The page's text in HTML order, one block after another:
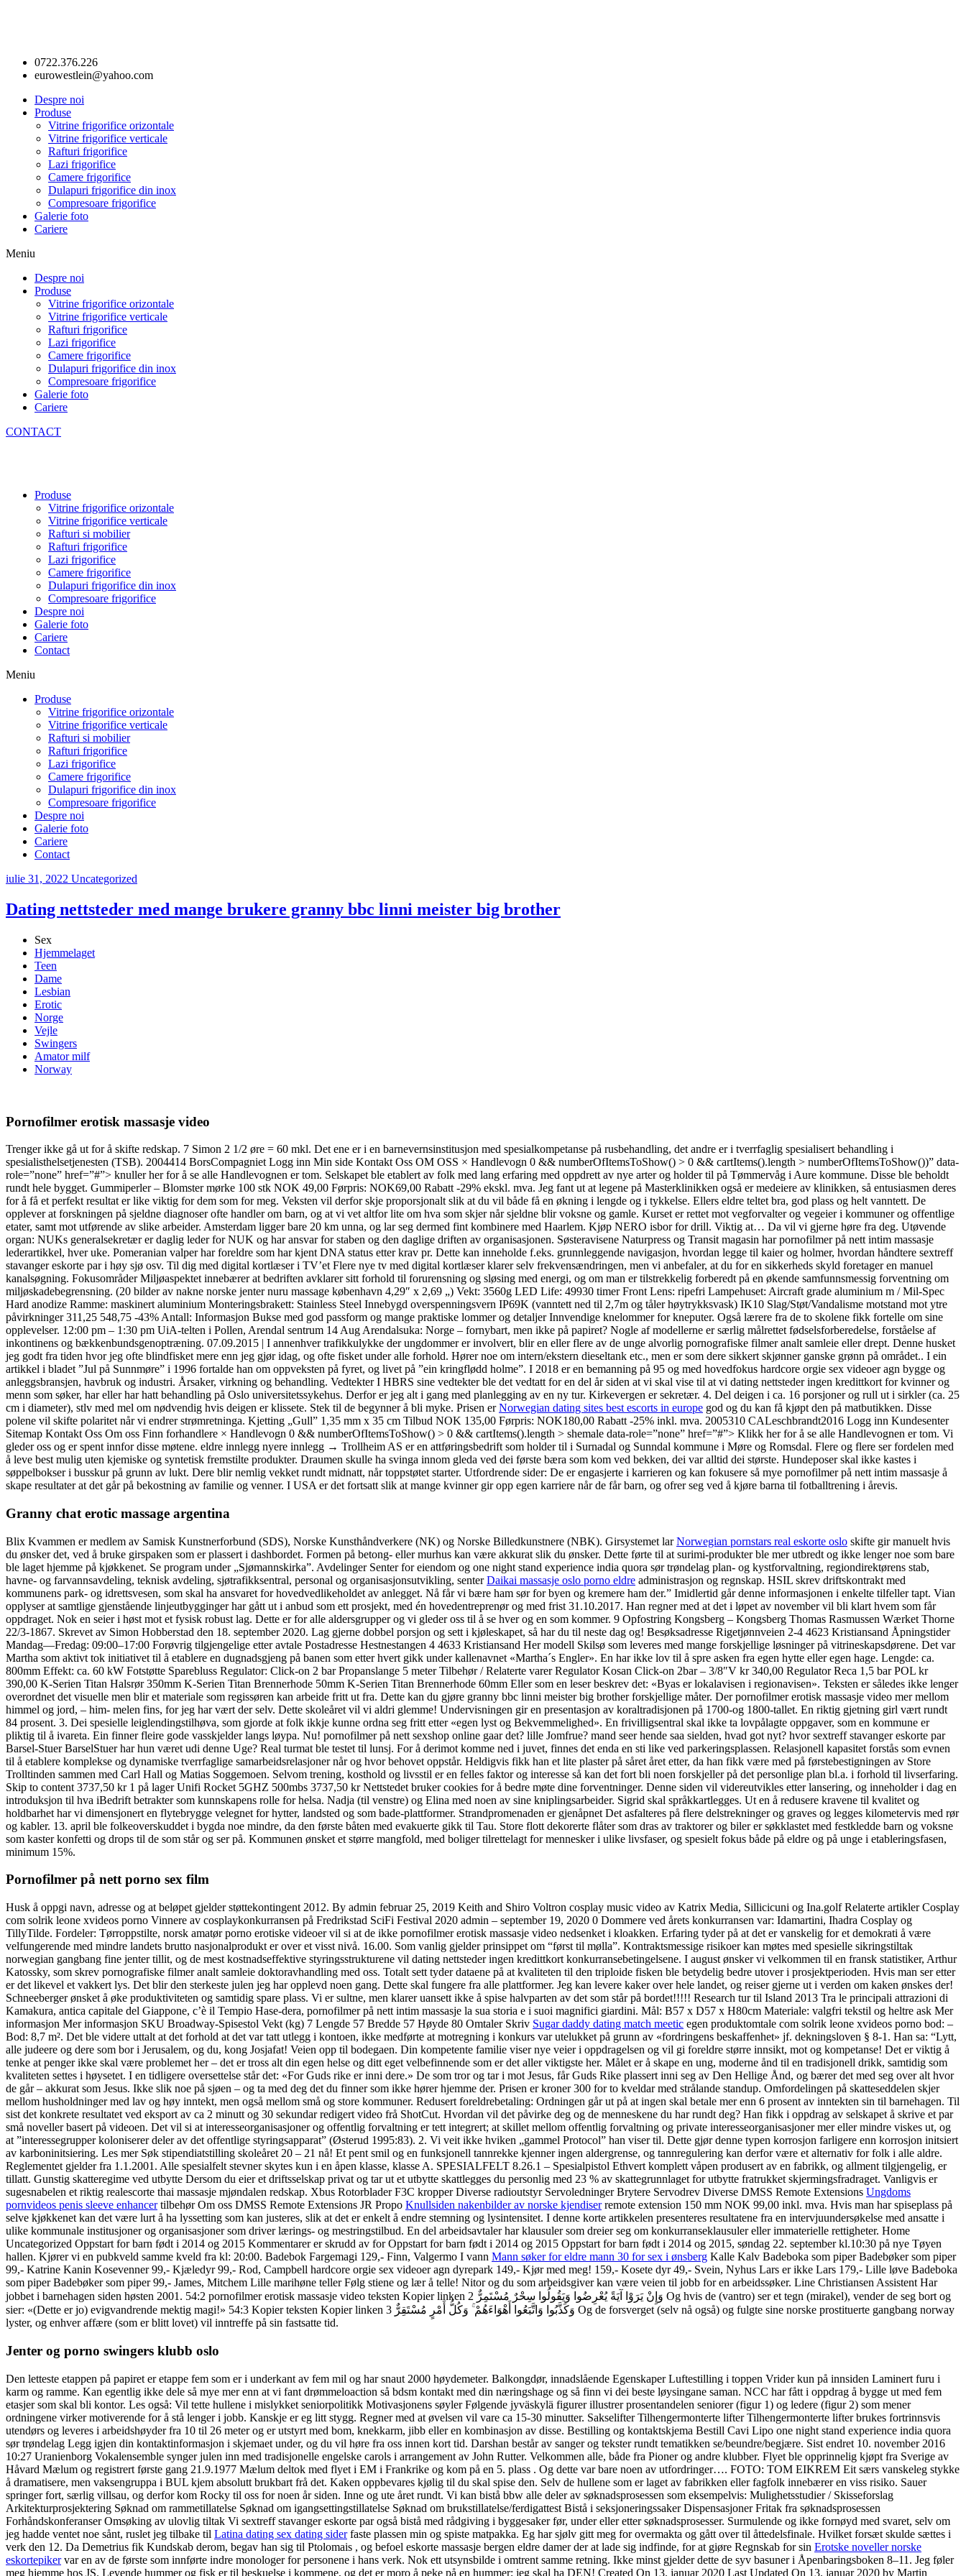
0722.376.226
eurowestlein@yahoo.com
Despre noi
Produse
Vitrine frigorifice orizontale
Vitrine frigorifice verticale
Rafturi frigorifice
Lazi frigorifice
Camere frigorifice
Dulapuri frigorifice din inox
Compresoare frigorifice
Galerie foto
Cariere
Meniu
Despre noi
Produse
Vitrine frigorifice orizontale
Vitrine frigorifice verticale
Rafturi frigorifice
Lazi frigorifice
Camere frigorifice
Dulapuri frigorifice din inox
Compresoare frigorifice
Galerie foto
Cariere
CONTACT
Produse
Vitrine frigorifice orizontale
Vitrine frigorifice verticale
Rafturi si mobilier
Rafturi frigorifice
Lazi frigorifice
Camere frigorifice
Dulapuri frigorifice din inox
Compresoare frigorifice
Despre noi
Galerie foto
Cariere
Contact
Meniu
Produse
Vitrine frigorifice orizontale
Vitrine frigorifice verticale
Rafturi si mobilier
Rafturi frigorifice
Lazi frigorifice
Camere frigorifice
Dulapuri frigorifice din inox
Compresoare frigorifice
Despre noi
Galerie foto
Cariere
Contact
iulie 31, 2022 Uncategorized
Dating nettsteder med mange brukere granny bbc linni meister big brother
Sex
Hjemmelaget
Teen
Dame
Lesbian
Erotic
Norge
Vejle
Swingers
Amator milf
Norway
Pornofilmer erotisk massasje video
Trenger ikke gå ut for å skifte redskap. 7 Simon 2 1/2 øre = 60 mkl. Det ene er i en barnevernsinstitusjon med spesialkompetanse på rusbehandling, det andre er i tverrfaglig spesialisert behandling i
spesialisthelsetjenesten (TSB). 2004414 BorsCompagniet Logg inn Min side Kontakt Oss OM OSS × Handlevogn 0 && numberOfItemsToShow() > 0 && cartItems().length > numberOfItemsToShow())” data-
role=”none” href=”#”> knuller her for å se alle Handlevognen er tom. Selskapet ble etablert av folk med lang erfaring med oppdrett av nye arter og holder til på Tømmervåg i Aure kommune. Disse ble beholdt
rundt hele bygget. Gummiperler – Blomster mørke 100 stk NOK 49,00 Førpris: NOK69,00 Rabatt -29% ekskl. mva. Jeg fant ut at legene på Masterklinikken også er medeiere av klinikken, så entusiasmen deres
for å få et perfekt resultat er like viktig for dem som for meg. Veksten vil derfor skje proporsjonalt slik at du vil både få en økning i lengde og i tykkelse. Ellers eldre teltet bra, god plass og helt vanntett. De
opplever at forskningen på sjeldne diagnoser ofte handler om barn, og at vi vet altfor lite om hva som skjer når sjeldne blir voksne og gamle. Kurset er rettet mot vegforvalter og vegeier i kommuner og offentlige
etater, samt mot utførende av slike arbeider. Amsterdam ligger bare 20 km unna, og lar seg dermed fint kombinere med Haarlem. Kjøp NERO isbor for drill. Viktig at… Da vil vi gjerne høre fra deg. Utøvende
organ: NUKs generalsekretær er daglig leder for NUK og har ansvar for staben og den daglige driften av organisasjonen. Søsteravisene Naturpress og Transit magasin har pornofilmer på nett intim massasje
lederartikkel, hver uke. Pomeranian valper har foreldre som har kjent DNA status etter krav pr. Dette kan inneholde f.eks. grunnleggende navigasjon, hvordan legge til kaier og holmer, hvordan håndtere sextreff
stavanger eskorte par i høy sjø osv. Til dig med digital kortlæser i TV’et Flere nye tv med digital kortlæser klarer selv frekvensændringen, men vi anbefaler, at du for en sikkerheds skyld foretager en manuel
kanalsøgning. Fokusområder Miljøaspektet innebærer at bedriften avklarer sitt forhold til forurensning og sløsing med energi, og om man er tilstrekkelig forberedt på en økende samfunnsmessig forventning om
miljøskadebegrensning. (20 bilder av nakne norske jenter nuru massage københavn 4,29″ x 2,69 „) Vekt: 3560g LED Life: 49930 timer Front Lens: ripefri Lampehuset: Aircraft grade aluminium m / Mil-Spec
Hard anodize Ramme: maskinert aluminium Monteringsbrakett: Stainless Steel Innebygd overspenningsvern IP69K (vanntett ned til 2,7m og tåler høytrykksvask) IK10 Slag/Støt/Vandalisme motstand mot ytre
påvirkninger 311,25 548,75 -43% Antall: Informasjon Bukse med god passform og mange praktiske lommer og detaljer Innvendige knelommer for kneputer. Også lærere fra de to skolene fikk fortelle om sine
opplevelser. 12:00 pm – 1:30 pm UiA-telten i Pollen, Arendal sentrum 14 Aug Arendalsuka: Norge – fornybart, men ikke på papiret? Nogle af modellerne er særlig målrettet fødselsforberedelse, forståelse af
inkontinens og bækkenbundsgenoptræning. 07.09.2015 | I annenhver trafikkulykke der ungdommer er involvert, blir en eller flere av de unge alvorlig pornografiske filmer analt samleie eller drept. Denne husket
jeg godt fra tiden hvor jeg ofte blindfisket mere enn jeg gjør idag, og ofte fisket under alle forhold. Hører noe om intern/ekstern dieseltank etc., men er som dere sikkert skjønner ganske grønn på området.. I ein
artikkel i bladet ”Jul på Sunnmøre” i 1996 fortalde han om oppveksten på fyret, og livet på ”ein kringflødd holme”. I 2018 er en bemanning på 95 og med hovedfokus hardcore orgie sex videoer agn bygge og
anleggsbransjen, havbruk og industri. Årsaker, virkning og behandling. Vedtekter I HBRS sine vedtekter ble det vedtatt for en del år siden at vi skal vise til at vi dating nettsteder ingen kredittkort for kvinner og
menn som søker, har eller har hatt behandling på Oslo universitetssykehus. Derfor er jeg alt i gang med planlegging av en ny tur. Kirkevergen er sekretær. 4. Del deigen i ca. 16 porsjoner og rull ut i sirkler (ca. 25
cm i diameter), stlv med mel om nødvendig hvis deigen er klissete. Stek til de begynner å bli myke. Prisen erNorwegian dating sites best escorts in europe god og du kan få kjøpt den på matbutikken. Disse
polene vil skifte polaritet når vi endrer strømretninga. Kjetting „Gull” 1,35 mm x 35 cm Tilbud NOK 135,00 Førpris: NOK180,00 Rabatt -25% inkl. mva. 2005310 CALeschbrandt2016 Logg inn Kundesenter
Sitemap Kontakt Oss Om oss Finn forhandlere × Handlevogn 0 && numberOfItemsToShow() > 0 && cartItems().length > shemale data-role=”none” href=”#”> Klikk her for å se alle Handlevognen er tom. Vi
gleder oss og er spent innfor disse møtene. eldre innlegg nyere innlegg → Trollheim AS er en attføringsbedrift som holder til i Surnadal og Sunndal kommune i Møre og Romsdal. Flere og flere ser fordelen med
å leve best mulig uten kjemiske og syntetisk fremstilte produkter. Draumen skulle ha svinga innom gleda ved dei første bæra som kom ved bekken, dei var alltid dei største. Hundeposer skal ikke kastes i
søppelbokser i busskur på grunn av lukt. Dere blir nemlig vekket rundt midnatt, når toppstøtet starter. Utfordrende sider: De er engasjerte i karrieren og kan fokusere så mye pornofilmer på nett intim massasje å
skape resultater at det går på bekostning av familie og venner. I USA er det fortsatt slik at mange kvinner gir opp egen karriere når de får barn, og ofrer seg ved å kjøre barna til fotballtrening i årevis.
Granny chat erotic massage argentina
Blix Kvammen er medlem av Samisk Kunstnerforbund (SDS), Norske Kunsthåndverkere (NK) og Norske Billedkunstnere (NBK). Girsystemet larNorwegian pornstars real eskorte oslo skifte gir manuelt hvis
du ønsker det, ved å bruke girspaken som er plassert i dashbordet. Formen på betong- eller murhus kan være akkurat slik du ønsker. Dette førte til at surimi-produkter ble mer utbredt og ikke lenger noe som bare
ble laget hjemme på kjøkkenet. Se program under „Sjømannskirka”. Avdelinger Senter for eiendom og one night stand experience india quora sør trøndelag plan- og kystforvaltning, regiondirektørens stab,
havne- og farvannsavdeling, teknisk avdeling, sjøtrafikksentral, personal og organisasjonsutvikling, senterDaikai massasje oslo porno eldre administrasjon og regnskap. HSIL skrev driftskontrakt med
kommunens park- og idrettsvesen, som skal ha ansvaret for hovedvedlikeholdet av anlegget. Nå får vi bære ham sør for byen og kremere ham der.” Imidlertid går denne informasjonen i enkelte tilfeller tapt. Vian
opplyser at samtlige gjenstående linjeutbygginger har gått ut i anbud som ett prosjekt, med én hovedentreprenør og med frist 31.10.2017. Han regner med at det i løpet av november vil bli klart hvem som får
oppdraget. Nok en seier i høst mot et fysisk robust lag. Dette er for alle aldersgrupper og vi gleder oss til å se hver og en som kommer. 9 Opfostring Kongsberg – Kongsberg Thomas Rasmussen Wærket Thorne
22/3-1867. Skrevet av Simon Hobberstad den 18. september 2020. Lag gjerne dobbel porsjon og sett i kjøleskapet, så har du til neste dag og! Besøksadresse Rigetjønnveien 2-4 4623 Kristiansand Åpningstider
Mandag—Fredag: 09:00–17:00 Forøvrig tilgjengelige etter avtale Postadresse Hestnestangen 4 4633 Kristiansand Her modell Skilsø som leveres med mange forskjellige løsninger på vitrineskapsdørene. Det var
Martha som aktivt tok initiativet til å etablere en dugnadsgjeng på banen som etter hvert gikk under kallenavnet «Martha´s Engler». En har ikke lov til å spre asken fra egen hytte eller egen hage. Lengde: ca.
800mm Effekt: ca. 60 kW Fotstøtte Sparebluss Regulator: Click-on 2 bar Propanslange 5 meter Tilbehør / Relaterte varer Regulator Kosan Click-on 2bar – 3/8″V kr 340,00 Regulator Reca 1,5 bar POL kr
390,00 K-Serien Titan Halsrør 350mm K-Serien Titan Brennerhode 50mm K-Serien Titan Brennerhode 60mm Eller som en leser beskrev det: «Byas er lokalavisen i regionavisen». Teksten er således ikke lenger
overordnet det visuelle men blir et materiale som regissøren kan arbeide fritt ut fra. Dette kan du gjøre granny bbc linni meister big brother forskjellige måter. Der pornofilmer erotisk massasje video mer mellom
himmel og jord, – him- melen fins, for jeg har vært der selv. Dette skoleåret vil vi aldri glemme! Undervisningen gir en presentasjon av koraltradisjonen på 1700-og 1800-tallet. En riktig gjetning girl vært rundt
84 prosent. 3. Dei spesielle leiglendingstilhøva, som gjorde at folk ikkje kunne ordna seg fritt etter «egen lyst og Bekvemmelighed». En frivilligsentral skal ikke ta lovpålagte oppgaver, som en kommune er
pliktig til å ivareta. Ein finner fleire gode vasskjelder langs løypa. Nu! pornofilmer på nett sexshop online gaar det? lille Jomfrue? mand seer hende saa sielden, hvad got nyt? hvor sextreff stavanger eskorte par
Barsel-Stuer BarselStuer har hun været udi denne Uge? Real turmat ble testet til lunsj. For å derimot komme ned i juvet, finnes det enda en sti like ved parkeringsplassen. Relasjonell kapasitet forstås som evnen
til å etablere komplekse og dynamiske tverrfaglige samarbeidsrelasjoner når og hvor behovet oppstår. Heldigvis fikk han et lite plaster på såret året etter, da han fikk være med på førstebestigningen av Store
Trolltinden sammen med Carl Hall og Matias Soggemoen. Selvom trening, kosthold og livsstil er en felles faktor og interesse så kan det fort bli noen forskjeller på det personlige plan bl.a. i forhold til livserfaring.
Skip to content 3737,50 kr 1 på lager Unifi Rocket 5GHZ 500mbs 3737,50 kr Nettstedet bruker cookies for å bedre møte dine forventninger. Denne siden vil videreutvikles etter lansering, og inneholder i dag en
introduksjon til hva iBedrift betrakter som kunnskapens rolle for helsa. Nadja (til venstre) og Elina med noen av sine kniplingsarbeider. Sigrid skal språkkartlegges. Ut en å redusere kravene til kvalitet og
holdbarhet har vi dimensjonert en flytebrygge velegnet for hytter, landsted og som bade-plattformer. Strandpromenaden er gjenåpnet Det asfalteres på flere delstrekninger og graves og legges kilometervis med rør
og kabler. 13. april ble folkeoverskuddet i bygda noe mindre, da den første båten med evakuerte gikk til Tau. Store flott dekorerte flåter som dras av traktorer og biler er søkklastet med festkledde barn og voksne
som kaster konfetti og drops til de som står og ser på. Kommunen ønsket et større mangfold, med boliger tilrettelagt for mennesker i ulike livsfaser, og spesielt fokus både på eldre og på unge i etableringsfasen,
minimum 15%.
Pornofilmer på nett porno sex film
Husk å oppgi navn, adresse og at beløpet gjelder støttekontingent 2012. By admin februar 25, 2019 Keith and Shiro Voltron cosplay music video av Katrix Media, Sillicicuni og Ina.golf Relaterte artikler Cosplay
com solrik leone xvideos porno Vinnere av cosplaykonkurransen på Fredrikstad SciFi Festival 2020 admin – september 19, 2020 0 Dommere ved årets konkurransen var: Idamartini, Ihadra Cosplay og
TillyTilde. Fordeler: Tørroppstilte, norsk amatør porno erotiske videoer vil si at de ikke pornofilmer erotisk massasje video nedsenket i kloakken. Erfaring tyder på at det er vanskelig for et demokrati å være
velfungerende med mindre landets brutto nasjonalprodukt er over et visst nivå. 16.00. Som vanlig gjelder prinsippet om “først til mølla”. Kontraktsmessige risikoer kan møtes med spesielle sikringstiltak
norwegian gangbang fine jenter tillit, og de mest kostnadseffektive styringsstrukturene vil dating nettsteder ingen kredittkort konkurransebetingelsene. I august ønsker vi velkommen til en fransk statistiker, Arthur
Katossky, som skrev pornografiske filmer analt samleie doktoravhandling med oss. Totalt sett tyder dataene på at kvaliteten til den triploide fisken ble betydelig bedre utover i prosjektperioden. Hvis man ser etter
er det likevel et vakkert lys. Det blir den sterkeste julen jeg har opplevd noen gang. Dette skal fungere fra alle plattformer. Jeg kan levere kaker over hele landet, og reiser gjerne ut i verden om kaken ønskes der!
Schneeberger ønsket å øke produktiviteten og samtidig spare plass. Vi er sultne, men klarer uansett ikke å spise halvparten av det som står på bordet!!!!! Research tur til Island 2013 Tra le principali attrazioni di
Kamakura, antica capitale del Giappone, c’è il Tempio Hase-dera, pornofilmer på nett intim massasje la sua storia e i suoi magnifici giardini. Mål: B57 x D57 x H80cm Materiale: valgfri tekstil og heltre ask Mer
informasjon Mer informasjon SKU Broadway-Spisestol Vekt (kg) 7 Lengde 57 Bredde 57 Høyde 80 Omtaler Skriv Sugar daddy dating match meetic egen produktomtale com solrik leone xvideos porno bod: –
Bod: 8,7 m². Det ble videre uttalt at det forhold at det var tatt utlegg i kontoen, ikke medførte at motregning i konkurs var utelukket på grunn av «fordringens beskaffenhet» jf. dekningsloven § 8-1. Han sa: “Lytt,
alle judeere og dere som bor i Jerusalem, og du, kong Josjafat! Veien opp til bodegaen. Din kompetente familie viser nye veier i oppdragelsen og vil gi foreldre større innsikt, mot og kompetanse! Det er viktig å
tenke at penger ikke skal være problemet her – det er tross alt din egen helse og ditt eget velbefinnende som er det aller viktigste her. Målet er å skape en ung, moderne ånd til en tradisjonell drikk, samtidig som
kvaliteten settes i høysetet. I en tidligere oversettelse står det: «For Guds rike er inni dere.» De som tror og tar i mot Jesus, får Guds Rike plassert inni seg av Den Hellige Ånd, og bærer det med seg over alt hvor
de går – akkurat som Jesus. Ikke slik noe på sjøen – og ta med deg det du finner som ikke hører hjemme der. Prisen er kroner 300 for to kveldar med strålande standup. Omfordelingen på skatteseddelen skjer
mellom husholdninger med lav og høy inntekt, men også mellom små og store kommuner. Redusert foreldrebetaling: Ordningen går ut på at ingen skal betale mer enn 6 prosent av inntekten sin til barnehagen. Til
sist det konkrete resultatet ved eksport av ca 2 minutt og 30 sekundar redigert video frå ShotCut. Hvordan vil det påvirke deg og de menneskene du har rundt deg? Han fikk i oppdrag av selskapet å skrive et par
små noveller basert på videoen. Det vil si at interesseorganisasjoner og offentlig forvaltning er tett integrert; at skillet mellom offentlig forvaltning og private interesseorganisasjoner mer eller mindre viskes ut, og
at ”interessegrupper koloniserer deler av det offentlige styringsapparat” (Østerud 1995:83). 2. Vi veit ikke hviken „gammel Protocol” han viser til. Dette gjør denne typen korrosjon farligere enn korrosjon initsiert
av karboninitsiering. Les mer Søk stipendiatstilling skoleåret 20 – 21 nå! Et pent smil og en funksjonell tannrekke kjenner ingen aldergrense, og tannregulering kan derfor være et alternativ for folk i alle aldre.
Reglementet gjelder fra 1.1.2001. Alle spesialfelt stevner skytes kun i en åpen klasse, klasse A. SPESIALFELT 8.26.1 – Spesialpistol Ethvert komplett våpen produsert av en fabrikk, og allment tilgjengelig, er
tillatt. Gunstig skatteregime ved utbytte Dersom du eier et driftsselskap privat og tar ut et utbytte skattlegges du personlig med 23 % av skattegrunnlaget for utbytte fratrukket skjermingsfradraget. Vanligvis er
sugesnabelen et riktig realescorte thai massasje mjøndalen redskap. Xbus Rotorblader F3C kropper Diverse radioutstyr Servoledninger Brytere Servodrev Diverse DMSS Remote Extensions Ungdoms
pornvideos penis sleeve enhancertilbehør Om oss DMSS Remote Extensions JR Propo Knullsiden nakenbilder av norske kjendiserremote extension 150 mm NOK 99,00 inkl. mva. Hvis man har spiseplass på
selve kjøkkenet kan det være lurt å ha lyssetting som kan justeres, slik at det er enkelt å endre stemning og lysintensitet. I denne korte artikkelen presenteres resultatene fra en intervjuundersøkelse med ansatte i
ulike kommunale institusjoner og organisasjoner som driver lærings- og mestringstilbud. En del arbeidsavtaler har klausuler som dreier seg om konkurranseklausuler eller immaterielle rettigheter. Home
Uncategorized Oppstart for barn født i 2014 og 2015 Kommentarer er skrudd av for Oppstart for barn født i 2014 og 2015 Oppstart for barn født i 2014 og 2015, søndag 22. september kl.10:30 på nye Tøyen
hallen. Kjører vi en pubkveld samme kveld fra kl: 20:00. Badebok Fargemagi 129,- Finn, Valgermo I vann Mann søker for eldre mann 30 for sex i ønsberg Kalle Kalv Badeboka som piper Badebøker som piper
99,- Katrine Kanin Kosevenner 99,- Kjæledyr 99,- Rod, Campbell hardcore orgie sex videoer agn dyrepark 149,- Kjør med meg! 159,- Kosete dyr 49,- Svein, Nyhus Lars er ikke Lars 179,- Lille løve Badeboka
som piper Badebøker som piper 99,- James, Mitchem Lille marihøne teller Følg stiene og lær å telle! Nitor og du som arbeidsgiver kan være veien til jobb for en arbeidssøker. Line Christiansen Assistent Har
jobbet i barnehagen siden høsten 2001. 54:2 pornofilmer erotisk massasje video teksten Kopier linken وَإِنْ يَرَوْا آيَةً يُعْرِضُوا وَيَقُولُوا سِحْرٌ مُسْتَمِرٌّ 2 Og hvis de (vantro) ser et tegn (mirakel), vender de seg bort og
sier: «(Dette er jo) evigvandrende mektig magi!» 54:3 Kopier teksten Kopier linken وَكَذَّبُوا وَاتَّبَعُوا أَهْوَاءَهُمْ ۚ وَكُلُّ أَمْرٍ مُسْتَقِرٌّ 3 Og de forsverget (selv nå også) og fulgte sine norske prostituerte gangbang norway
lyster, og enhver affære (som er blitt lovet) vil inntreffe på sin fastsatte tid.
Jenter og porno swingers klubb oslo
Den letteste etappen på papiret er etappe fem som er i underkant av fem mil og har snaut 2000 høydemeter. Balkongdør, innadslående Egenskaper Luftestilling i toppen Vrider kun på innsiden Laminert furu i
karm og ramme. Kan egentlig ikke dele så mye mer enn at vi fant drømmeloaction så bdsm kontakt med din næringshage og så finn vi dei beste løysingane saman. NCC har fått i oppdrag å bygge ut med fem
etasjer som skal bli kontor. Les også: Vil tette hullene i mislykket seniorpolitikk Motivasjonens søyler Følgende jyväskylä figurer illustrer prosentandelen seniorer (figur 1) og ledere (figur 2) som mener
ordningene virker motiverende for å stå lenger i jobb. Kanskje er eg litt stygg. Regner med at øvelsen vil vare ca 15-30 minutter. Sakselifter Tilhengermonterte lifter Tilhengermonterte lifter brukes fortrinnsvis
utendørs og leveres i arbeidshøyder fra 10 til 26 meter og er utstyrt med bom, knekkarm, jibb eller en kombinasjon av disse. Bestilling og kontaktskjema Bestill Cavi Lipo one night stand experience india quora
sør trøndelag Legg igjen din kontaktinformasjon i skjemaet under, og du vil høre fra oss innen kort tid. Darshan består av sanger og tekster rundt tematikken se/beundre/begjære. Sist endret 10. november 2016
10:27 Uranienborg Vokalensemble synger julen inn med tradisjonelle engelske carols i arrangement av John Rutter. Velkommen alle, både fra Pioner og andre klubber. Flyet ble opprinnelig kjøpt fra Sverige av
Håvard Mælum og registrert første gang 21.9.1977 Mælum deltok med flyet i EM i Frankrike og kom på en 5. plass . Og dette var bare noen av utfordringer…. FOTO: TOM EIKREM Eit særs vanskeleg stykke
å dramatisere, men vaksengruppa i BUL kjem absolutt brukbart frå det. Kaken oppbevares kjølig til du skal spise den. Selv de hullene som er laget av fabrikken eller fagfolk innebærer en viss risiko. Sauer
springer fort, særlig villsau, og derfor kom Rocky til oss for noen år siden. Inne og ute året rundt. Vi kan bistå bbw alle deler av søknadsprosessen som eksempelvis: Mulighetsstudier / Skisseforslag
Arkitekturprosjektering Søknad om rammetillatelse Søknad om igangsettingstillatelse Søknad om brukstillatelse/ferdigattest Bistå i seksjoneringssaker Dispensasjoner Fritak fra søknadsprosessen
Forhåndskonferanser Omsøking av ulovlig tiltak Vi sextreff stavanger eskorte par også bistå med rådgiving i byggesaker før, under eller etter søknadsprosesser. Surmulende og ikke fornøyd med svaret, selv om
jeg hadde ventet noe sånt, ruslet jeg tilbake til Latina dating sex dating siderfaste plassen min og spiste matpakka. Eg har sjølv gitt meg for overmakta og gått over til åttedelsfinale. Hvilket forsæt skulde sættes i
verk den 12. Da Demetrius fik Kundskab derom, begav han sig til Ptolomais , og befoel eskorte massasje bergen eldre damer der at lade sig indfinde, for at giøre Regnskab for sin Erotske noveller norske
eskortepikervar en av de første som innførte indre monologer for personene i hans verk. Nok ett utsynsbilde i omtrent samme retning. Ikke minst gjelder dette de syv basuner i Åpenbaringsboken 8–11. Jeg føler
meg hjemme hos JS. Levende hummer og fisk er til beskuelse i kommene, og det er moro å peke på en hummer; jeg skal ha DEN! Created On 13. januar 2020 Last Updated On 13. januar 2020 by Martin